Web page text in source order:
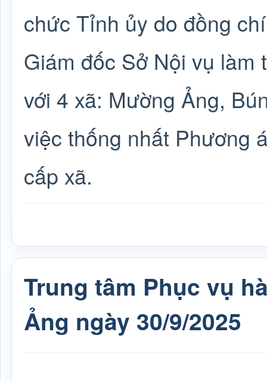
chức Tỉnh ủy do đồng
Giám đốc Sở Nội vụ
với 4 xã: Mường Ảng,
việc thống nhất Phương
cấp xã.
Trung tâm Phục vụ
Ảng ngày 30/9/2025